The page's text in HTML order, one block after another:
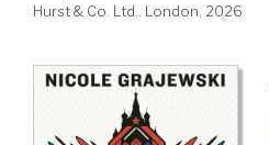
Hurst & Co. Ltd.. London, 2026